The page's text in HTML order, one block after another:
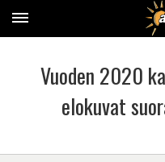
Vuoden 2020
elokuvat